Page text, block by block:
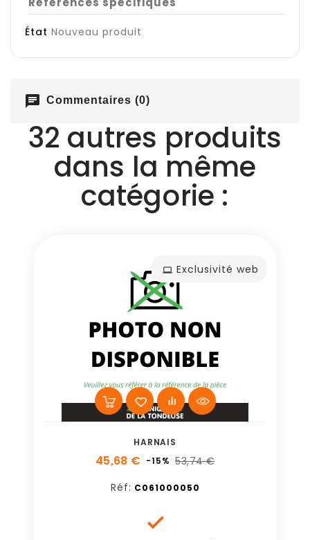
État Nouveau produit
chat Commentaires (0)
32 autres produits
dans la même
catégorie :
Exclusivité web
HARNAIS
45,68 € -15% 53,74 €
Réf: C061000050
